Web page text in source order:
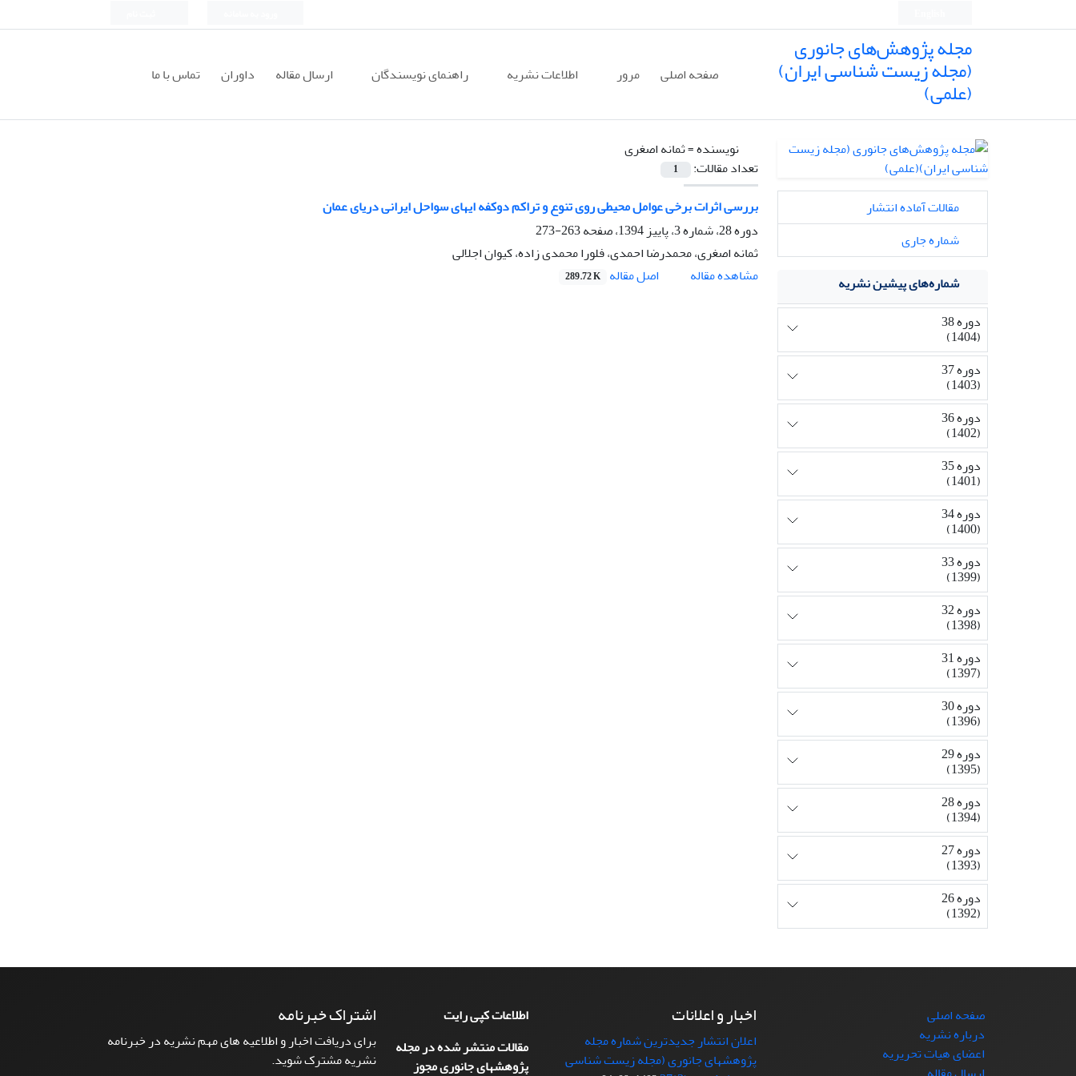
مجله پژوهش‌های جانوری
(مجله زیست شناسی ایران)
(علمی) صفحه اصلی مرور اطلاعات نشریه راهنمای نویسندگان ارسال مقاله داوران تماس با ما
نویسنده =ثمانه اصغری
تعداد مقالات:
1
بررسی اثرات برخی عوامل محیطی روی تنوع و تراکم دوکفه ایهای سواحل ایرانی دریای عمان
دوره 28، شماره 3، پاییز 1394، صفحه
263-273
ثمانه اصغری، محمدرضا احمدی، فلورا محمدی زاده، کیوان اجلالی
مشاهده مقاله
اصل مقاله 289.72 K
مقالات آماده انتشار
شماره جاری
شماره‌های پیشین نشریه
دوره 38
(1404)
دوره 37
(1403)
دوره 36
(1402)
دوره 35
(1401)
دوره 34
(1400)
دوره 33
(1399)
دوره 32
(1398)
دوره 31
(1397)
دوره 30
(1396)
دوره 29
(1395)
دوره 28
(1394)
دوره 27
(1393)
دوره 26
(1392)
صفحه اصلی
درباره نشریه
اعضای هیات تحریریه
اخبار و اعلانات
اعلان انتشار جدیدترین شماره مجله
پژوهشهای جانوری (مجله زیست شناسی
اطلاعات کپی رایت
مقالات منتشر شده در مجله
پژوهشهای جانوری مجوز
اشتراک خبرنامه
برای دریافت اخبار و اطلاعیه های مهم نشریه در خبرنامه
نشریه مشترک شوید.